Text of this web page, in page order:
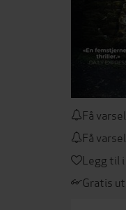
Få
Få
Legg til
Gratis